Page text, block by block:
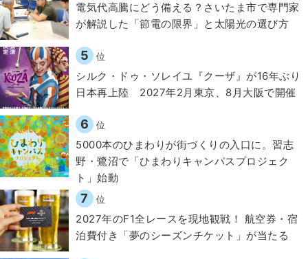
電気代高騰にどう備える？さいたま市で専門家
が解説した「節電の限界」と太陽光の選び方
5 位
シルク・ドゥ・ソレイユ『クーザ』が16年ぶり
日本再上陸 2027年2月東京、8月大阪で開催
6 位
5000本のひまわりが街づくりの入口に。習志
野・鷺沼で「ひまわりキャンパスプロジェク
ト」始動
7 位
2027年のF1全レースを現地観戦！ 航空券・宿
泊費付き「夢のシーズンチケット」が当たる